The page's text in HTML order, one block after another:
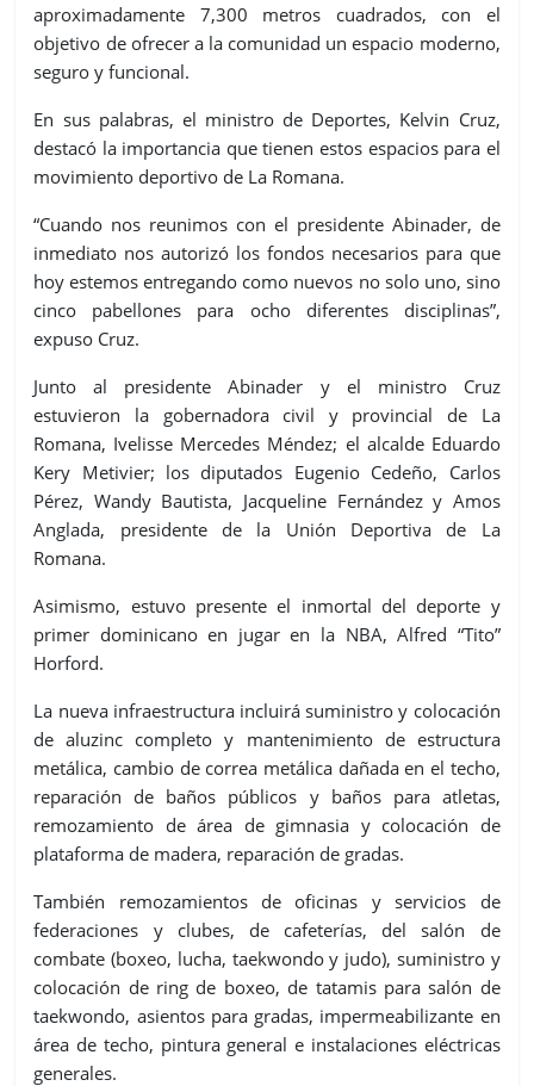
aproximadamente 7,300 metros cuadrados, con el
objetivo de ofrecer a la comunidad un espacio moderno,
seguro y funcional.
En sus palabras, el ministro de Deportes, Kelvin Cruz,
destacó la importancia que tienen estos espacios para el
movimiento deportivo de La Romana.
“Cuando nos reunimos con el presidente Abinader, de
inmediato nos autorizó los fondos necesarios para que
hoy estemos entregando como nuevos no solo uno, sino
cinco pabellones para ocho diferentes disciplinas”,
expuso Cruz.
Junto al presidente Abinader y el ministro Cruz
estuvieron la gobernadora civil y provincial de La
Romana, Ivelisse Mercedes Méndez; el alcalde Eduardo
Kery Metivier; los diputados Eugenio Cedeño, Carlos
Pérez, Wandy Bautista, Jacqueline Fernández y Amos
Anglada, presidente de la Unión Deportiva de La
Romana.
Asimismo, estuvo presente el inmortal del deporte y
primer dominicano en jugar en la NBA, Alfred “Tito”
Horford.
La nueva infraestructura incluirá suministro y colocación
de aluzinc completo y mantenimiento de estructura
metálica, cambio de correa metálica dañada en el techo,
reparación de baños públicos y baños para atletas,
remozamiento de área de gimnasia y colocación de
plataforma de madera, reparación de gradas.
También remozamientos de oficinas y servicios de
federaciones y clubes, de cafeterías, del salón de
combate (boxeo, lucha, taekwondo y judo), suministro y
colocación de ring de boxeo, de tatamis para salón de
taekwondo, asientos para gradas, impermeabilizante en
área de techo, pintura general e instalaciones eléctricas
generales.